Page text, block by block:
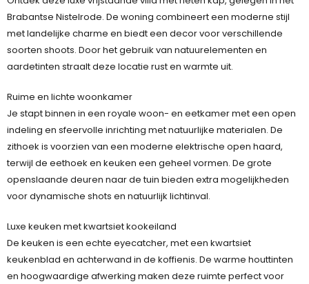
Brabantse Nistelrode. De woning combineert een moderne stijl
met landelijke charme en biedt een decor voor verschillende
soorten shoots. Door het gebruik van natuurelementen en
aardetinten straalt deze locatie rust en warmte uit.
Ruime en lichte woonkamer
Je stapt binnen in een royale woon- en eetkamer met een open
indeling en sfeervolle inrichting met natuurlijke materialen. De
zithoek is voorzien van een moderne elektrische open haard,
terwijl de eethoek en keuken een geheel vormen. De grote
openslaande deuren naar de tuin bieden extra mogelijkheden
voor dynamische shots en natuurlijk lichtinval.
Luxe keuken met kwartsiet kookeiland
De keuken is een echte eyecatcher, met een kwartsiet
keukenblad en achterwand in de koffienis. De warme houttinten
en hoogwaardige afwerking maken deze ruimte perfect voor